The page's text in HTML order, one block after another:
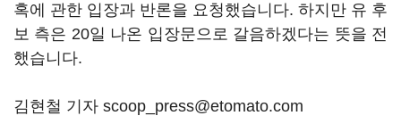
혹에 관한 입장과 반론을 요청했습니다. 하지만 유 후
보 측은 20일 나온 입장문으로 갈음하겠다는 뜻을 전
했습니다.
김현철 기자 scoop_press@etomato.com